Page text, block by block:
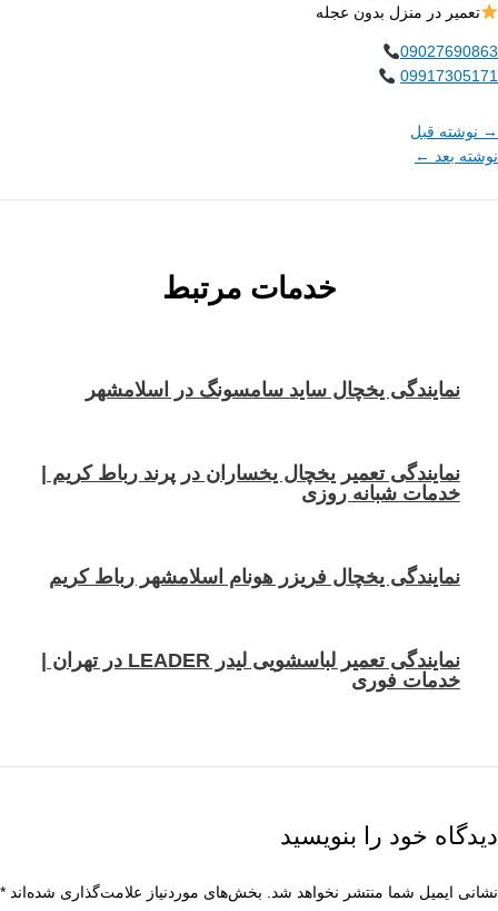
تعمیر در منزل بدون عجله
نوشته قبل
بعد←
خدمات مرتبط
نمایندگی یخچال ساید سامسونگ در اسلامشهر
نمایندگی تعمیر یخچال یخساران در پرند رباط کریم |
خدمات شبانه روزی
نمایندگی یخچال فریزر هونام اسلامشهر رباط کریم
نمایندگی تعمیر لباسشویی لیدر LEADER در تهران |
خدمات فوری
خود را بنویسید
ایمیل شما منتشر نخواهد شد. بخش‌های موردنیاز علامت‌گذاری شده‌اند*